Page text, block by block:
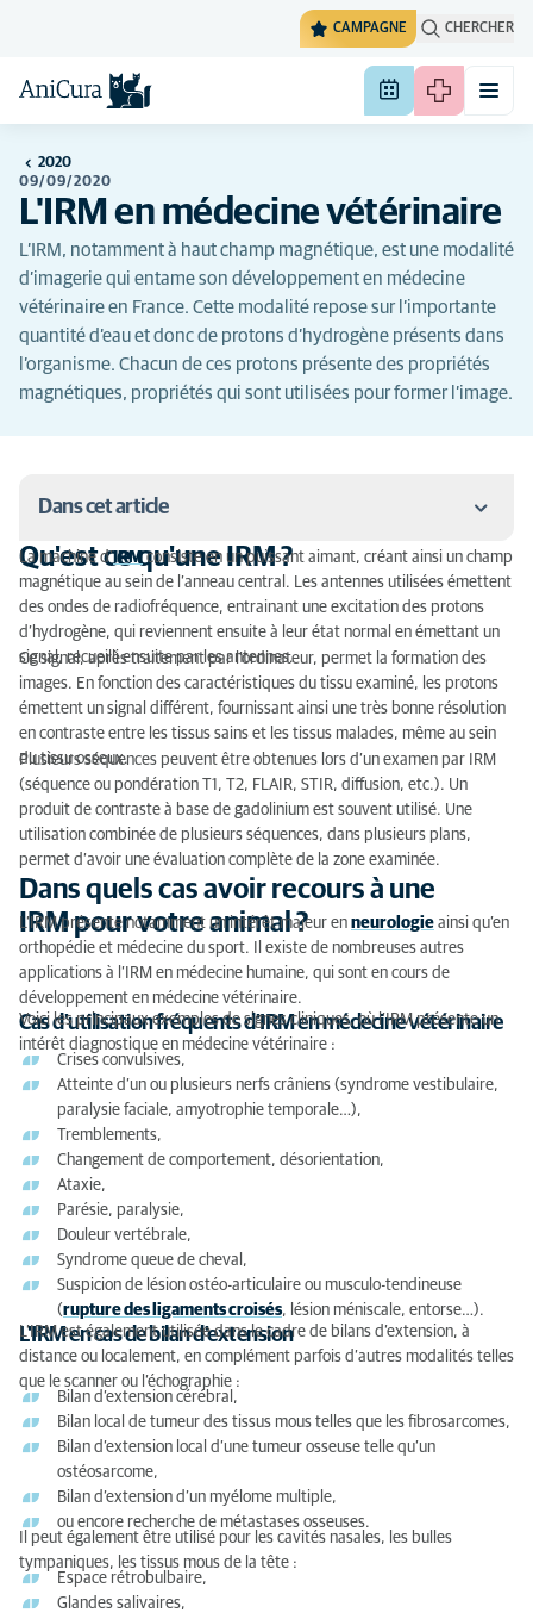
CAMPAGNE CHERCHER
2020
09/09/2020
L'IRM en médecine vétérinaire
L’IRM, notamment à haut champ magnétique, est une modalité
d’imagerie qui entame son développement en médecine
vétérinaire en France. Cette modalité repose sur l’importante
quantité d’eau et donc de protons d’hydrogène présents dans
l’organisme. Chacun de ces protons présente des propriétés
magnétiques, propriétés qui sont utilisées pour former l’image.
Dans cet article
Qu'est ce qu'une IRM ?
Dans quels cas avoir recours à une IRM pour votre
animal ?
Comment se déroule une IRM en médecine
vétérinaire ?
Qu'est ce qu'une IRM ?
La machine d’IRMconsiste en un puissant aimant, créant ainsi un champ
magnétique au sein de l’anneau central. Les antennes utilisées émettent
des ondes de radiofréquence, entrainant une excitation des protons
d’hydrogène, qui reviennent ensuite à leur état normal en émettant un
signal, recueilli ensuite par les antennes.
Ce signal, après traitement par l’ordinateur, permet la formation des
images. En fonction des caractéristiques du tissu examiné, les protons
émettent un signal différent, fournissant ainsi une très bonne résolution
en contraste entre les tissus sains et les tissus malades, même au sein
du tissu osseux.
Plusieurs séquences peuvent être obtenues lors d’un examen par IRM
(séquence ou pondération T1, T2, FLAIR, STIR, diffusion, etc.). Un
produit de contraste à base de gadolinium est souvent utilisé. Une
utilisation combinée de plusieurs séquences, dans plusieurs plans,
permet d’avoir une évaluation complète de la zone examinée.
Dans quels cas avoir recours à une
IRM pour votre animal ?
L’IRM présente notamment un intérêt majeur en neurologie ainsi qu’en
orthopédie et médecine du sport. Il existe de nombreuses autres
applications à l’IRM en médecine humaine, qui sont en cours de
développement en médecine vétérinaire.
Cas d'utilisation fréquents d'IRM en médecine vétérinaire
Voici les principaux exemples de signes cliniques, où l’IRM présente un
intérêt diagnostique en médecine vétérinaire :
Crises convulsives,
Atteinte d’un ou plusieurs nerfs crâniens (syndrome vestibulaire,
paralysie faciale, amyotrophie temporale…),
Tremblements,
Changement de comportement, désorientation,
Ataxie,
Parésie, paralysie,
Douleur vertébrale,
Syndrome queue de cheval,
Suspicion de lésion ostéo-articulaire ou musculo-tendineuse
(rupture des ligaments croisés, lésion méniscale, entorse…).
L'IRM en cas de bilan d'extension
L’IRM est également utilisée dans le cadre de bilans d’extension, à
distance ou localement, en complément parfois d’autres modalités telles
que le scanner ou l’échographie :
Bilan d’extension cérébral,
Bilan local de tumeur des tissus mous telles que les fibrosarcomes,
Bilan d’extension local d’une tumeur osseuse telle qu’un
ostéosarcome,
Bilan d’extension d’un myélome multiple,
ou encore recherche de métastases osseuses.
Il peut également être utilisé pour les cavités nasales, les bulles
tympaniques, les tissus mous de la tête :
Espace rétrobulbaire,
Glandes salivaires,